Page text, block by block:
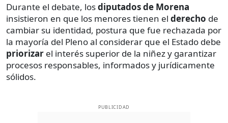
Durante el debate, losdiputados de Morena
insistieron en que los menores tienen el derecho de
cambiar su identidad, postura que fue rechazada por
la mayoría del Pleno al considerar que el Estado debe
priorizar el interés superior de la niñez y garantizar
procesos responsables, informados y jurídicamente
sólidos.
PUBLICIDAD